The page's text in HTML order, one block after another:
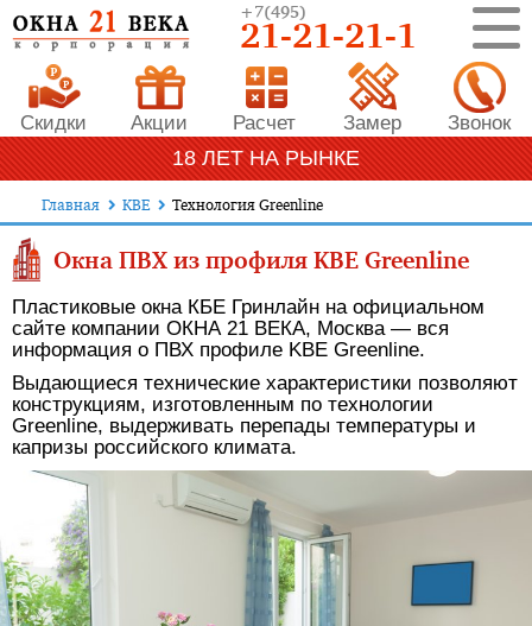
+7(495)
21-21-21-1
Скидки Акции Расчет Замер Звонок
18 ЛЕТ НА РЫНКЕ
Главная KBE Технология Greenline
Окна ПВХ из профиля KBE Greenline
Пластиковые окна КБЕ Гринлайн на официальном
сайте компании ОКНА 21 ВЕКА, Москва — вся
информация о ПВХ профиле KBE Greenline.
Выдающиеся технические характеристики позволяют
конструкциям, изготовленным по технологии
Greenline, выдерживать перепады температуры и
капризы российского климата.